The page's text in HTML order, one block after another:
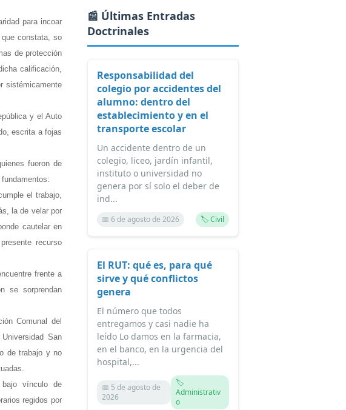
para incoar
constata, so
de protección
calificación,
sistémicamente
y el Auto
escrita a fojas
fueron de
el trabajo,
la de velar por
cautelar en
recurso
frente a
se sorprendan
Comunal del
San
de trabajo y no
vínculo de
regidos por
📰 Últimas Entradas
Doctrinales
Responsabilidad del
colegio por accidentes del
alumno: dentro del
establecimiento y en el
transporte escolar
Un accidente dentro de un
colegio, liceo, jardín infantil,
instituto o universidad no
genera por sí solo el deber de
ind...
📅 6 de agosto de 2026 🏷️ Civil
El RUT: qué es, para qué
sirve y qué conflictos
genera
El número que todos
entregamos y casi nadie ha
leído Lo damos en la farmacia,
en el banco, en la urgencia del
hospital,...
📅 5 de agosto de
2026
🏷️
Administrativ
o